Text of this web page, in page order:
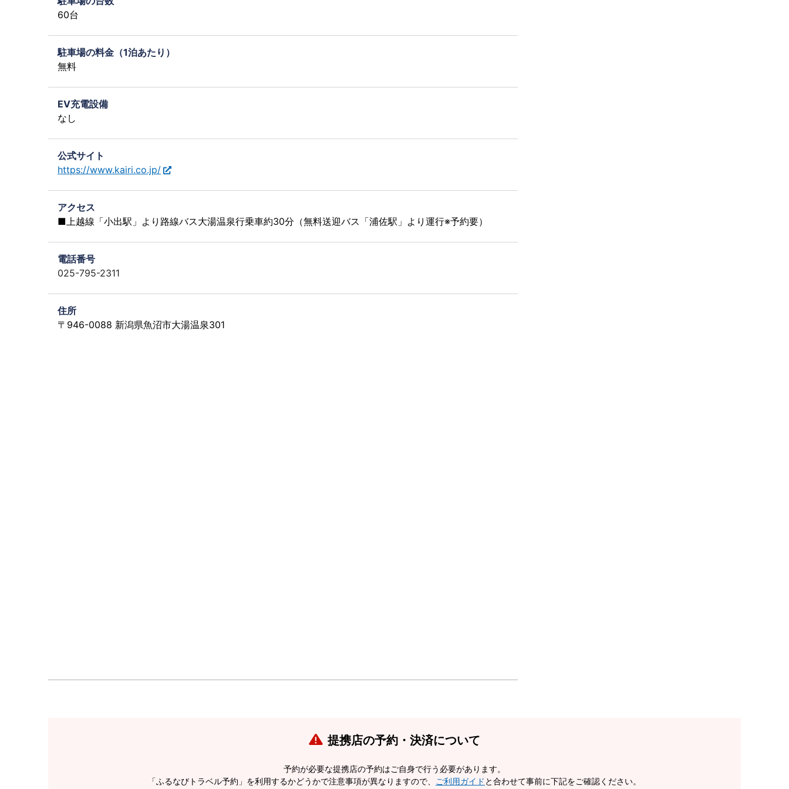
60台
駐車場の料金（1泊あたり）
無料
EV充電設備
なし
公式サイト
https://www.kairi.co.jp/
アクセス
■上越線「小出駅」より路線バス大湯温泉行乗車約30分（無料送迎バス「浦佐駅」より運行※予約要）
電話番号
025-795-2311
住所
〒946-0088 新潟県魚沼市大湯温泉301
提携店の予約・決済について
予約が必要な提携店の予約はご自身で行う必要があります。
「ふるなびトラベル予約」を利用するかどうかで注意事項が異なりますので、
ご利用ガイド と合わせて事前に下記をご確認ください。